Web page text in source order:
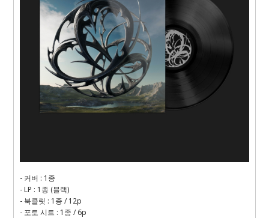
- 커버 : 1 종
- LP : 1 종 (블랙)
- 북클릿 : 1 종 / 12p
- 포토 시트 : 1 종 / 6p